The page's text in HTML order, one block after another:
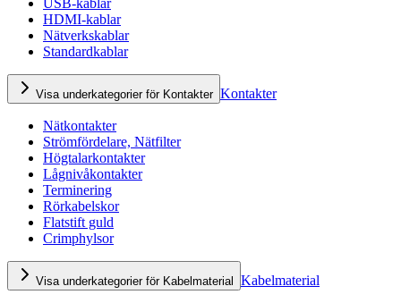
HDMI-kablar
Nätverkskablar
Standardkablar
Visa underkategorier för Kontakter Kontakter
Nätkontakter
Strömfördelare, Nätfilter
Högtalarkontakter
Lågnivåkontakter
Terminering
Rörkabelskor
Flatstift guld
Crimphylsor
Visa underkategorier för Kabelmaterial Kabelmaterial